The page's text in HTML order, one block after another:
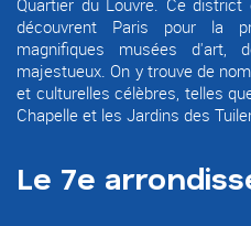
Quartier du Louvre. Ce
découvrent Paris pour la
magnifiques musées d'art,
majestueux. On y trouve de
et culturelles célèbres, telles
Chapelle et les Jardins des
Le 7e